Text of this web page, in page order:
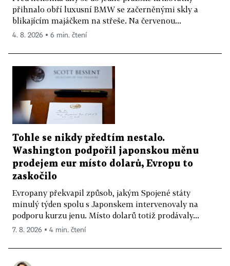
přihnalo obří luxusní BMW se začerněnými skly a
blikajícím majáčkem na střeše. Na červenou...
4. 8. 2026 ▪ 6 min. čtení
Tohle se nikdy předtím nestalo.
Washington podpořil japonskou měnu
prodejem eur místo dolarů, Evropu to
zaskočilo
Evropany překvapil způsob, jakým Spojené státy
minulý týden spolu s Japonskem intervenovaly na
podporu kurzu jenu. Místo dolarů totiž prodávaly...
7. 8. 2026 ▪ 4 min. čtení